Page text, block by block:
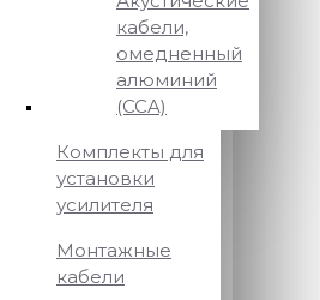
кабели,
омедненный
алюминий
(CCA)
Комплекты для
установки
усилителя
Монтажные
кабели